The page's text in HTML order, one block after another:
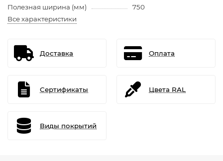
Полезная ширина (мм)
750
Все характеристики
Доставка Оплата
Сертификаты Цвета RAL
Виды покрытий